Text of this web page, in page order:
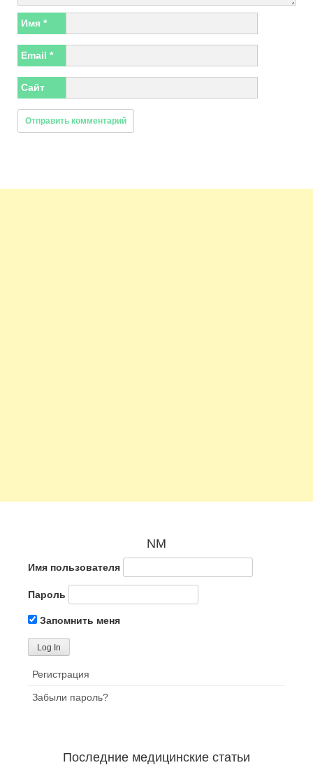
Имя *
Email *
Сайт
NM
Имя пользователя
Пароль
Запомнить меня
Регистрация
Забыли пароль?
Последние медицинские статьи